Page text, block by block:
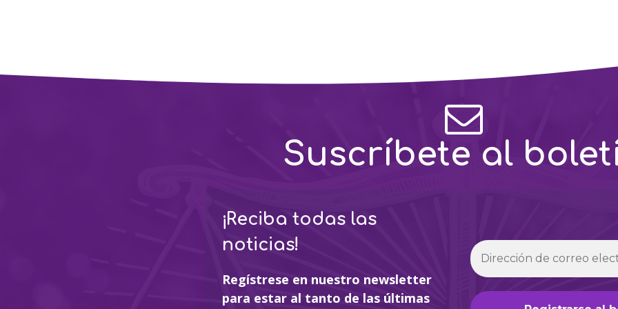
Suscríbete al
¡Reciba todas las
noticias!
Regístrese en nuestro newsletter
para estar al tanto de las últimas